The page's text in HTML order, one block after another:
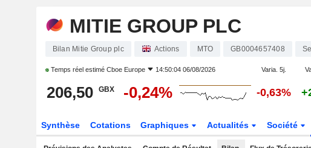
MITIE GROUP PLC
Bilan Mitie Group plc Actions MTO GB0004657408
Temps réel estimé Cboe Europe 14:50:04 06/08/2026 Varia. 5j.
206,50 GBX -0,24% -0,63%
Synthèse Cotations Graphiques Actualités Société